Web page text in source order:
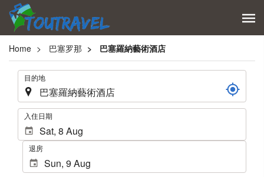
Home 巴塞罗那 巴塞羅納藝術酒店
. 目的地
. 入住日期
退房